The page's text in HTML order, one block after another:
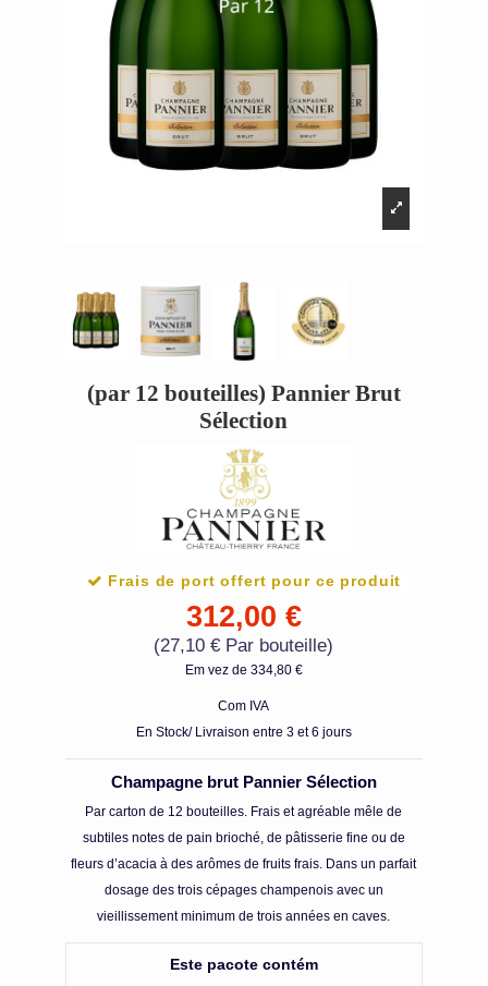
(par 12 bouteilles) Pannier Brut
Sélection
Frais de port offert pour ce produit
312,00 €
(27,10 € Par bouteille)
Em vez de 334,80 €
Com IVA
En Stock/ Livraison entre 3 et 6 jours
Champagne brut Pannier Sélection
Par carton de 12 bouteilles. Frais et agréable mêle de
subtiles notes de pain brioché, de pâtisserie fine ou de
fleurs d’acacia à des arômes de fruits frais. Dans un parfait
dosage des trois cépages champenois avec un
vieillissement minimum de trois années en caves.
Este pacote contém